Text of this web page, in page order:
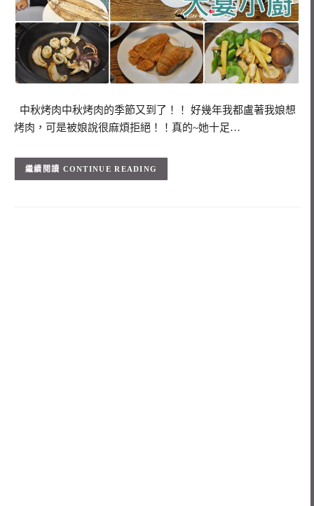
中秋烤肉中秋烤肉的季節又到了！！ 好幾年我都盧著我娘想
烤肉，可是被娘說很麻煩拒絕！！真的~她十足…
CONTINUE READING